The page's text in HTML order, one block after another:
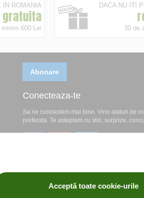
IN ROMANIA
600 Lei
DACA NU ITI
30 de
Abonare
Conecteaza-te
Sa ne cunoastem mai bine. Vino alaturi de
preferata. Te asteptam cu stiri, surprize,
Acceptă toate cookie-urile